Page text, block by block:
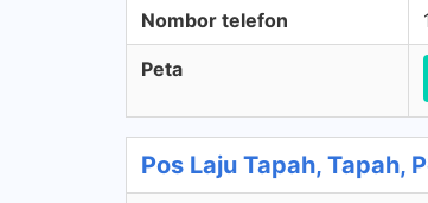
Nombor telefon
Peta
Pos Laju Tapah, Tapah,